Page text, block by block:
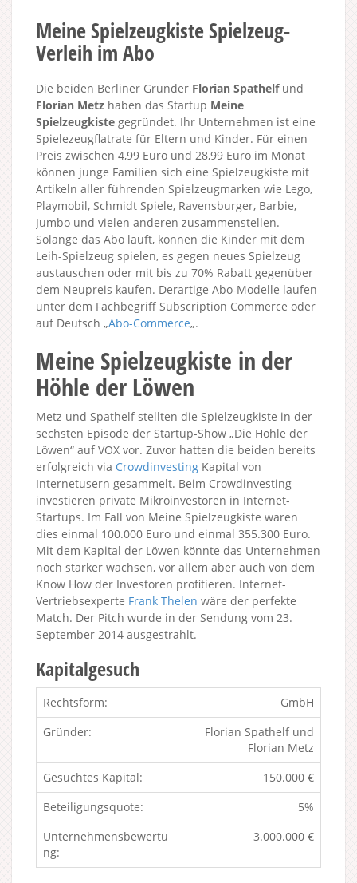
Meine Spielzeugkiste Spielzeug-
Verleih im Abo
Die beiden Berliner Gründer Florian Spathelfund
Florian Metz haben das Startup Meine
Spielzeugkiste gegründet. Ihr Unternehmen ist eine
Spielezeugflatrate für Eltern und Kinder. Für einen
Preis zwischen 4,99 Euro und 28,99 Euro im Monat
können junge Familien sich eine Spielzeugkiste mit
Artikeln aller führenden Spielzeugmarken wie Lego,
Playmobil, Schmidt Spiele, Ravensburger, Barbie,
Jumbo und vielen anderen zusammenstellen.
Solange das Abo läuft, können die Kinder mit dem
Leih-Spielzeug spielen, es gegen neues Spielzeug
austauschen oder mit bis zu 70% Rabatt gegenüber
dem Neupreis kaufen. Derartige Abo-Modelle laufen
unter dem Fachbegriff Subscription Commerce oder
auf Deutsch „Abo-Commerce„.
Meine Spielzeugkiste in der
Höhle der Löwen
Metz und Spathelf stellten die Spielzeugkiste in der
sechsten Episode der Startup-Show „Die Höhle der
Löwen“ auf VOX vor. Zuvor hatten die beiden bereits
erfolgreich via Crowdinvesting Kapital von
Internetusern gesammelt. Beim Crowdinvesting
investieren private Mikroinvestoren in Internet-
Startups. Im Fall von Meine Spielzeugkiste waren
dies einmal 100.000 Euro und einmal 355.300 Euro.
Mit dem Kapital der Löwen könnte das Unternehmen
noch stärker wachsen, vor allem aber auch von dem
Know How der Investoren profitieren. Internet-
Vertriebsexperte Frank Thelen wäre der perfekte
Match. Der Pitch wurde in der Sendung vom 23.
September 2014 ausgestrahlt.
Kapitalgesuch
Rechtsform:
GmbH
Gründer:
Florian Spathelf und
Florian Metz
Gesuchtes Kapital:
150.000 €
Beteiligungsquote:
5%
Unternehmensbewertu
ng:
3.000.000 €